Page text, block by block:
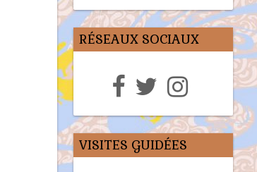
RÉSEAUX SOCIAUX
VISITES GUIDÉES